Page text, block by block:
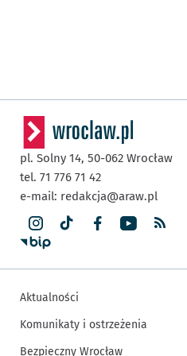
pl. Solny 14, 50-062 Wrocław
tel. 71 776 71 42
e-mail: redakcja@araw.pl
Aktualności
Komunikaty i ostrzeżenia
Bezpieczny Wrocław